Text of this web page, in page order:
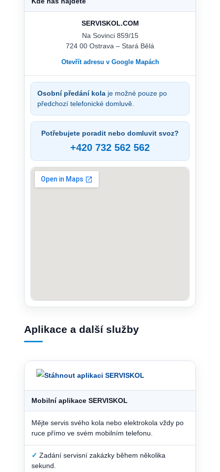
SERVISKOL.COM
Na Sovinci 859/15
724 00 Ostrava – Stará Bělá
Otevřít adresu v Google Mapách
Osobní předání kola je možné pouze po
předchozí telefonické domluvě.
Potřebujete poradit nebo domluvit svoz?
+420 732 562 562
Aplikace a další služby
Mobilní aplikace SERVISKOL
Mějte servis svého kola nebo elektrokola vždy po
ruce přímo ve svém mobilním telefonu.
✓ Zadání servisní zakázky během několika
sekund.